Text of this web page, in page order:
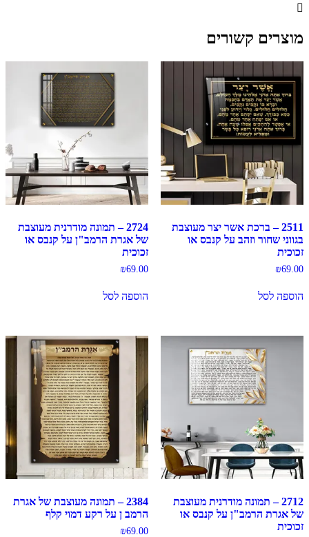
מוצרים קשורים
2511 – ברכת אשר יצר מעוצבת
בגווני שחור וזהב על קנבס או
זכוכית
₪69.00
הוספה לסל
2724 – תמונה מודרנית מעוצבת
של אגרת הרמב"ן על קנבס או
זכוכית
₪69.00
הוספה לסל
2712 – תמונה מודרנית מעוצבת
של אגרת הרמב"ן על קנבס או
זכוכית
2384 – תמונה מעוצבת של אגרת
הרמב ן על רקע דמוי קלף
₪69.00